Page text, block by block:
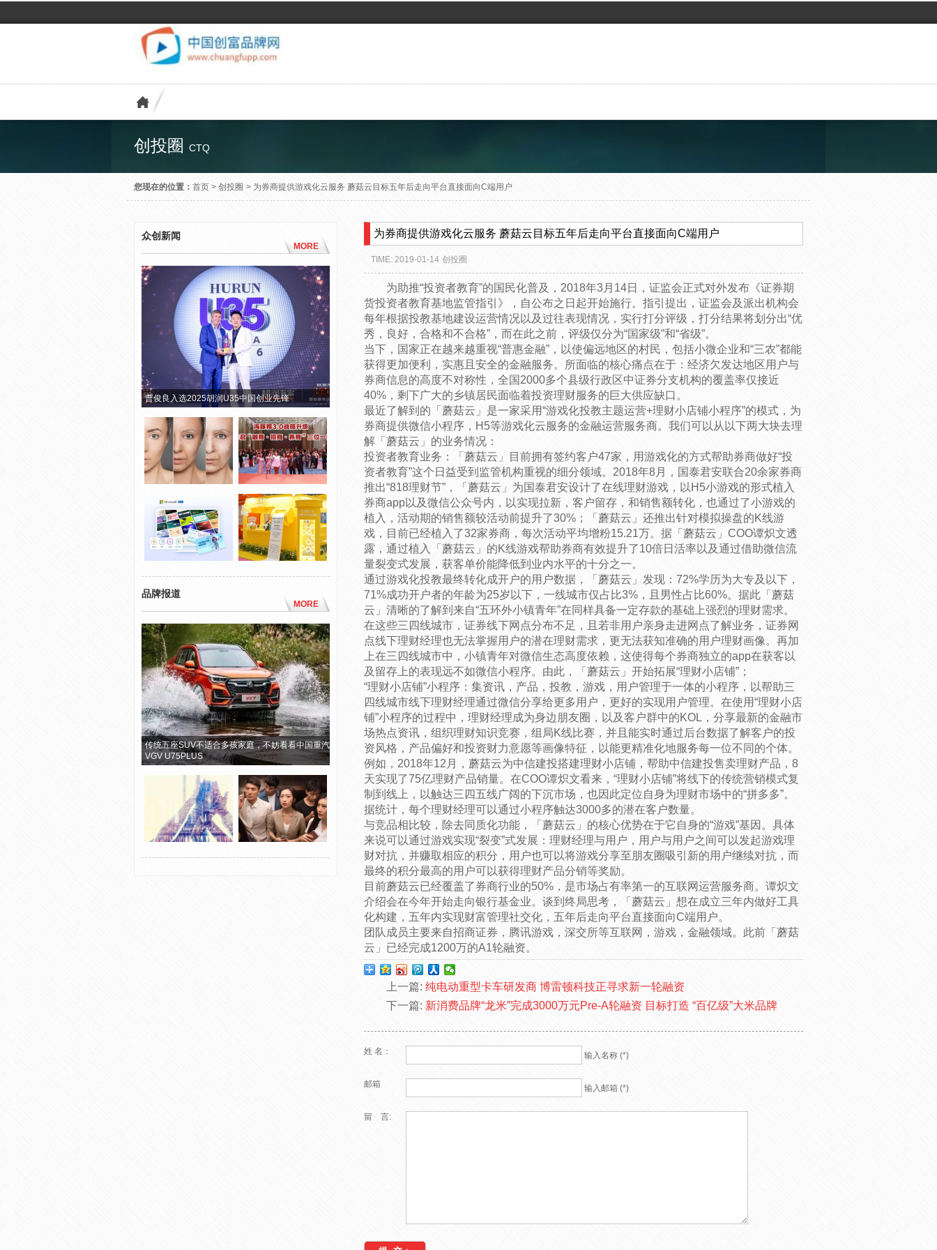
创投圈 CTQ
您现在的位置： 首页 > 创投圈 > 为券商提供游戏化云服务 蘑菇云目标五年后走向平台直接面向C端用户
众创新闻
MORE
曹俊良入选2025胡润U35中国创业先锋
品牌报道
MORE
传统五座SUV不适合多孩家庭，不妨看看中国重汽
VGV U75PLUS
为券商提供游戏化云服务 蘑菇云目标五年后走向平台直接面向C端用户
TIME: 2019-01-14 创投圈
为助推“投资者教育”的国民化普及，2018年3月14日，证监会正式对外发布《证券期
货投资者教育基地监管指引》，自公布之日起开始施行。指引提出，证监会及派出机构会
每年根据投教基地建设运营情况以及过往表现情况，实行打分评级，打分结果将划分出“优
秀，良好，合格和不合格”，而在此之前，评级仅分为“国家级”和“省级”。
当下，国家正在越来越重视“普惠金融”，以使偏远地区的村民，包括小微企业和“三农”都能
获得更加便利，实惠且安全的金融服务。所面临的核心痛点在于：经济欠发达地区用户与
券商信息的高度不对称性，全国2000多个县级行政区中证券分支机构的覆盖率仅接近
40%，剩下广大的乡镇居民面临着投资理财服务的巨大供应缺口。
最近了解到的「蘑菇云」是一家采用“游戏化投教主题运营+理财小店铺小程序”的模式，为
券商提供微信小程序，H5等游戏化云服务的金融运营服务商。我们可以从以下两大块去理
解「蘑菇云」的业务情况：
投资者教育业务：「蘑菇云」目前拥有签约客户47家，用游戏化的方式帮助券商做好“投
资者教育”这个日益受到监管机构重视的细分领域。2018年8月，国泰君安联合20余家券商
推出“818理财节”，「蘑菇云」为国泰君安设计了在线理财游戏，以H5小游戏的形式植入
券商app以及微信公众号内，以实现拉新，客户留存，和销售额转化，也通过了小游戏的
植入，活动期的销售额较活动前提升了30%；「蘑菇云」还推出针对模拟操盘的K线游
戏，目前已经植入了32家券商，每次活动平均增粉15.21万。据「蘑菇云」COO谭炽文透
露，通过植入「蘑菇云」的K线游戏帮助券商有效提升了10倍日活率以及通过借助微信流
量裂变式发展，获客单价能降低到业内水平的十分之一。
通过游戏化投教最终转化成开户的用户数据，「蘑菇云」发现：72%学历为大专及以下，
71%成功开户者的年龄为25岁以下，一线城市仅占比3%，且男性占比60%。据此「蘑菇
云」清晰的了解到来自“五环外小镇青年”在同样具备一定存款的基础上强烈的理财需求。
在这些三四线城市，证券线下网点分布不足，且若非用户亲身走进网点了解业务，证券网
点线下理财经理也无法掌握用户的潜在理财需求，更无法获知准确的用户理财画像。再加
上在三四线城市中，小镇青年对微信生态高度依赖，这使得每个券商独立的app在获客以
及留存上的表现远不如微信小程序。由此，「蘑菇云」开始拓展“理财小店铺”；
“理财小店铺”小程序：集资讯，产品，投教，游戏，用户管理于一体的小程序，以帮助三
四线城市线下理财经理通过微信分享给更多用户，更好的实现用户管理。在使用“理财小店
铺”小程序的过程中，理财经理成为身边朋友圈，以及客户群中的KOL，分享最新的金融市
场热点资讯，组织理财知识竞赛，组局K线比赛，并且能实时通过后台数据了解客户的投
资风格，产品偏好和投资财力意愿等画像特征，以能更精准化地服务每一位不同的个体。
例如，2018年12月，蘑菇云为中信建投搭建理财小店铺，帮助中信建投售卖理财产品，8
天实现了75亿理财产品销量。在COO谭炽文看来，“理财小店铺”将线下的传统营销模式复
制到线上，以触达三四五线广阔的下沉市场，也因此定位自身为理财市场中的“拼多多”。
据统计，每个理财经理可以通过小程序触达3000多的潜在客户数量。
与竞品相比较，除去同质化功能，「蘑菇云」的核心优势在于它自身的“游戏”基因。具体
来说可以通过游戏实现“裂变”式发展：理财经理与用户，用户与用户之间可以发起游戏理
财对抗，并赚取相应的积分，用户也可以将游戏分享至朋友圈吸引新的用户继续对抗，而
最终的积分最高的用户可以获得理财产品分销等奖励。
目前蘑菇云已经覆盖了券商行业的50%，是市场占有率第一的互联网运营服务商。谭炽文
介绍会在今年开始走向银行基金业。谈到终局思考，「蘑菇云」想在成立三年内做好工具
化构建，五年内实现财富管理社交化，五年后走向平台直接面向C端用户。
团队成员主要来自招商证券，腾讯游戏，深交所等互联网，游戏，金融领域。此前「蘑菇
云」已经完成1200万的A1轮融资。
上一篇: 纯电动重型卡车研发商 博雷顿科技正寻求新一轮融资
下一篇: 新消费品牌“龙米”完成3000万元Pre-A轮融资 目标打造 “百亿级”大米品牌
姓 名： 输入名称 (*)
邮箱 输入邮箱 (*)
留 言: